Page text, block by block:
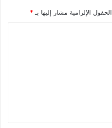
الحقول الإلزامية مشار إليها بـ*